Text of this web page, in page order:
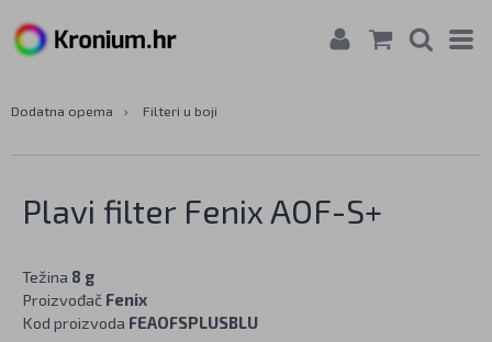
Dodatna opema › Filteri u boji
Plavi filter Fenix AOF-S+
Težina 8 g
Proizvođač Fenix
Kod proizvoda FEAOFSPLUSBLU